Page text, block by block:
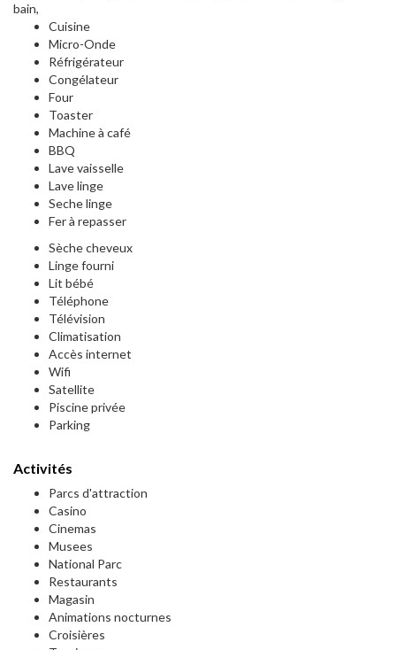
bain,
Cuisine
Micro-Onde
Réfrigérateur
Congélateur
Four
Toaster
Machine à café
BBQ
Lave vaisselle
Lave linge
Seche linge
Fer à repasser
Sèche cheveux
Linge fourni
Lit bébé
Téléphone
Télévision
Climatisation
Accès internet
Wifi
Satellite
Piscine privée
Parking
Activités
Parcs d'attraction
Casino
Cinemas
Musees
National Parc
Restaurants
Magasin
Animations nocturnes
Croisières